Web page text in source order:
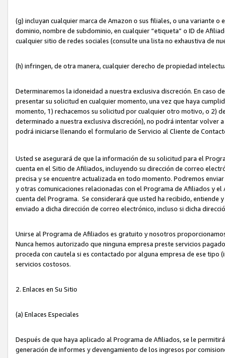
(g) incluyan cualquier marca de Amazon o sus filiales, o una variante
dominio, nombre de subdominio, en cualquier “etiqueta” o ID de
cualquier sitio de redes sociales (consulte una lista no exhaustiva de
(h) infringen, de otra manera, cualquier derecho de propiedad
Determinaremos la idoneidad a nuestra exclusiva discreción. En caso
presentar su solicitud en cualquier momento, una vez que haya
momento, 1) rechacemos su solicitud por cualquier otro motivo, o 2)
determinado a nuestra exclusiva discreción), no podrá intentar volver
podrá iniciarse llenando el formulario de Servicio al Cliente de
Usted se asegurará de que la información de su solicitud para el
cuenta en el Sitio de Afiliados, incluyendo su dirección de correo
precisa y se encuentre actualizada en todo momento. Podremos
y otras comunicaciones relacionadas con el Programa de Afiliados y
cuenta del Programa. Se considerará que usted ha recibido, entiende
enviado a dicha dirección de correo electrónico, incluso si dicha
Unirse al Programa de Afiliados es gratuito y nosotros
Nunca hemos autorizado que ninguna empresa preste servicios
proceda con cautela si es contactado por alguna empresa de ese
servicios costosos.
2. Enlaces en Su Sitio
(a) Enlaces Especiales
Después de que haya aplicado al Programa de Afiliados, se le
generación de informes y devengamiento de los ingresos por